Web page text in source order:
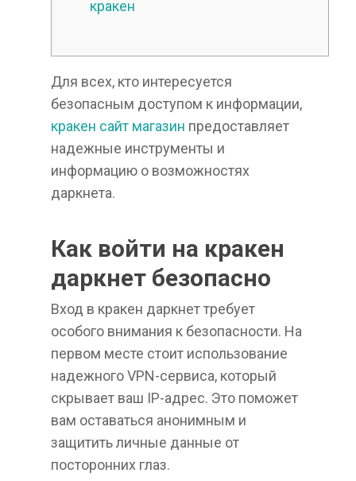
кракен
Для всех, кто интересуется
безопасным доступом к информации,
кракен сайт магазин предоставляет
надежные инструменты и
информацию о возможностях
даркнета.
Как войти на кракен
даркнет безопасно
Вход в кракен даркнет требует
особого внимания к безопасности. На
первом месте стоит использование
надежного VPN-сервиса, который
скрывает ваш IP-адрес. Это поможет
вам оставаться анонимным и
защитить личные данные от
посторонних глаз.